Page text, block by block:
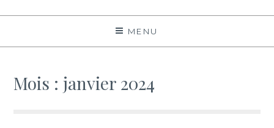
MENU
Mois :janvier 2024